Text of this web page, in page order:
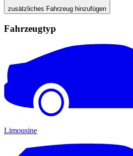
zusätzliches Fahrzeug hinzufügen
Fahrzeugtyp
Limousine